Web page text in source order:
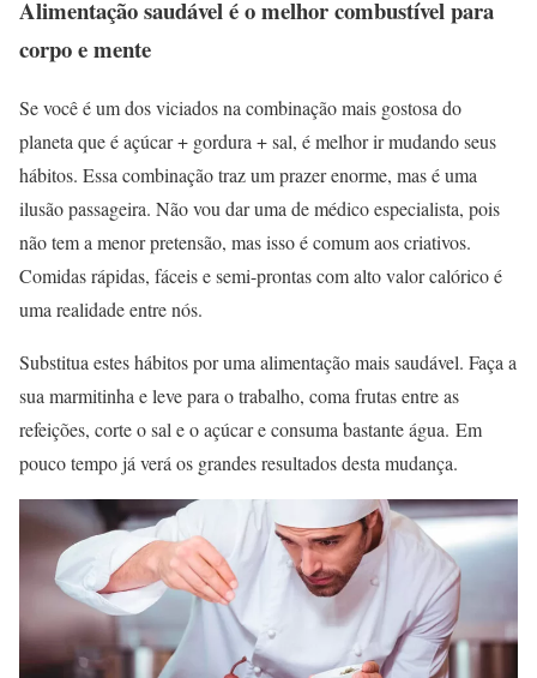
Alimentação saudável é o melhor combustível para
corpo e mente
Se você é um dos viciados na combinação mais gostosa do
planeta que é açúcar + gordura + sal, é melhor ir mudando seus
hábitos. Essa combinação traz um prazer enorme, mas é uma
ilusão passageira. Não vou dar uma de médico especialista, pois
não tem a menor pretensão, mas isso é comum aos criativos.
Comidas rápidas, fáceis e semi-prontas com alto valor calórico é
uma realidade entre nós.
Substitua estes hábitos por uma alimentação mais saudável. Faça a
sua marmitinha e leve para o trabalho, coma frutas entre as
refeições, corte o sal e o açúcar e consuma bastante água. Em
pouco tempo já verá os grandes resultados desta mudança.